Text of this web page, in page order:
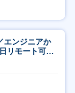
エンジニアか
リモート可